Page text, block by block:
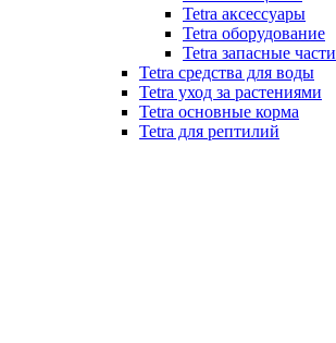
Tetra аксессуары
Tetra оборудование
Tetra запасные части
Tetra средства для воды
Tetra уход за растениями
Tetra основные корма
Tetra для рептилий